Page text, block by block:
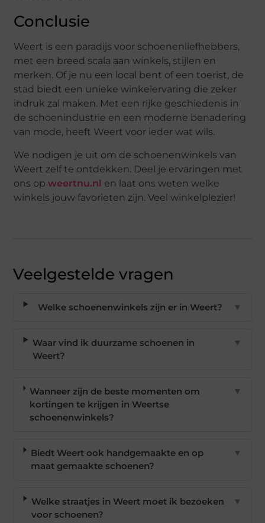
Conclusie
Weert is een paradijs voor schoenenliefhebbers,
met een breed scala aan winkels, stijlen en
merken. Of je nu een local bent of een toerist, de
stad biedt een unieke winkelervaring die zeker
indruk zal maken. Met een rijke geschiedenis in
de schoenindustrie en een moderne benadering
van mode, heeft Weert voor ieder wat wils.
We nodigen je uit om de schoenenwinkels van
Weert zelf te ontdekken. Deel je ervaringen met
ons opweertnu.nl en laat ons weten welke
winkels jouw favorieten zijn. Veel winkelplezier!
Veelgestelde vragen
Welke schoenenwinkels zijn er in Weert? ▼
Waar vind ik duurzame schoenen in
Weert?
▼
Wanneer zijn de beste momenten om
kortingen te krijgen in Weertse
schoenenwinkels?
▼
Biedt Weert ook handgemaakte en op
maat gemaakte schoenen?
▼
Welke straatjes in Weert moet ik bezoeken
voor schoenen?
▼